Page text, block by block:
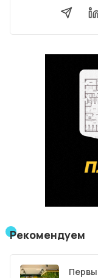
Рекомендуем